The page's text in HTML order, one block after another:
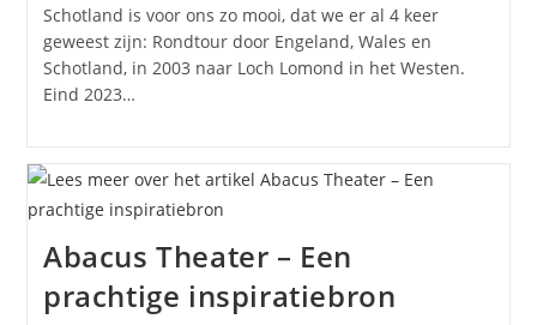
op:
Schotland is voor ons zo mooi, dat we er al 4 keer
geweest zijn: Rondtour door Engeland, Wales en
Schotland, in 2003 naar Loch Lomond in het Westen.
Eind 2023…
Abacus Theater – Een
prachtige inspiratiebron